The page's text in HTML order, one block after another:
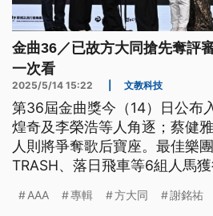
金曲36／已故方大同搶先奪評
一次看
2025/5/14 15:22 文教科技
第36屆金曲獎今（14）日公布
煌奇及李榮浩等人角逐；蔡健
人則將爭奪歌后寶座。最佳樂
TRASH、落日飛車等6組人馬
歌手方大同入圍5項大獎，雖無
AAA 專輯 方大同 謝銘祐